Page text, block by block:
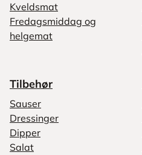
Kveldsmat
Fredagsmiddag og
helgemat
Tilbehør
Sauser
Dressinger
Dipper
Salat